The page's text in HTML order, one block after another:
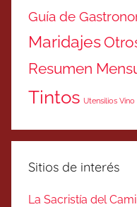
Guía de
Maridajes
Resumen
Tintos Utensilios Vino
Sitios de interés
La Sacristía del